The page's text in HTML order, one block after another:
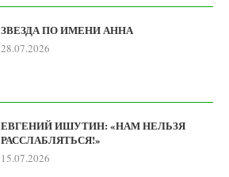
ЗВЕЗДА ПО ИМЕНИ АННА
28.07.2026
ЕВГЕНИЙ ИШУТИН: «НАМ НЕЛЬЗЯ
РАССЛАБЛЯТЬСЯ!»
15.07.2026